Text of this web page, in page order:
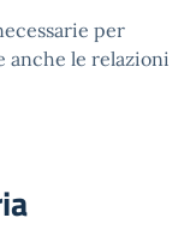
per
anche le relazioni